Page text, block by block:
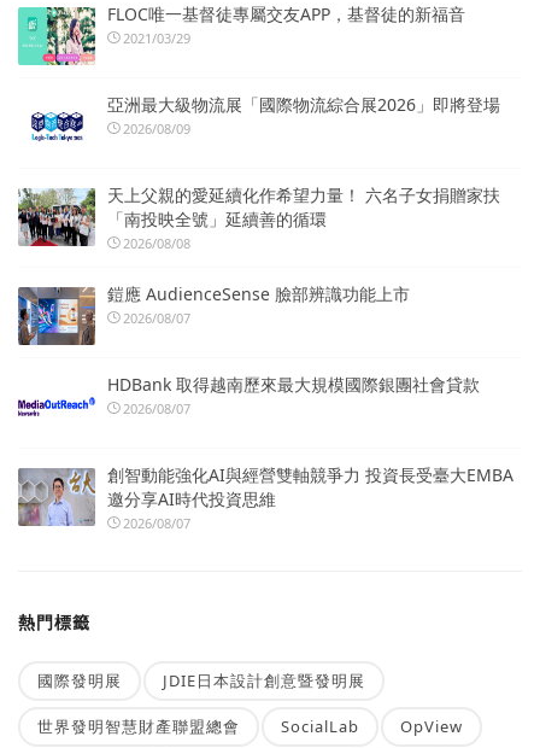
FLOC唯一基督徒專屬交友APP，基督徒的新福音
2021/03/29
亞洲最大級物流展「國際物流綜合展2026」即將登場
2026/08/09
天上父親的愛延續化作希望力量！ 六名子女捐贈家扶
「南投映全號」延續善的循環
2026/08/08
鎧應 AudienceSense 臉部辨識功能上市
2026/08/07
HDBank 取得越南歷來最大規模國際銀團社會貸款
2026/08/07
創智動能強化AI與經營雙軸競爭力 投資長受臺大EMBA
邀分享AI時代投資思維
2026/08/07
熱門標籤
國際發明展 JDIE日本設計創意暨發明展
世界發明智慧財產聯盟總會 SocialLab OpView